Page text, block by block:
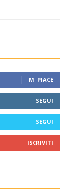
MI PIACE
SEGUI
SEGUI
ISCRIVITI